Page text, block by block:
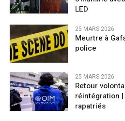
LED
25 MARS 2026
Meurtre à
police
25 MARS 2026
Retour
réintégration
rapatriés